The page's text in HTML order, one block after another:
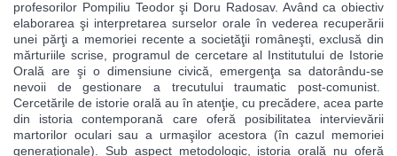
profesorilor Pompiliu Teodor şi Doru Radosav. Având ca obiectiv
elaborarea şi interpretarea surselor orale în vederea recuperării
unei părţi a memoriei recente a societăţii româneşti, exclusă din
mărturiile scrise, programul de cercetare al Institutului de Istorie
Orală are şi o dimensiune civică, emergenţa sa datorându-se
nevoii de gestionare a trecutului traumatic post-comunist.
Cercetările de istorie orală au în atenţie, cu precădere, acea parte
din istoria contemporană care oferă posibilitatea intervievării
martorilor oculari sau a urmaşilor acestora (în cazul memoriei
generaţionale). Sub aspect metodologic, istoria orală nu oferă